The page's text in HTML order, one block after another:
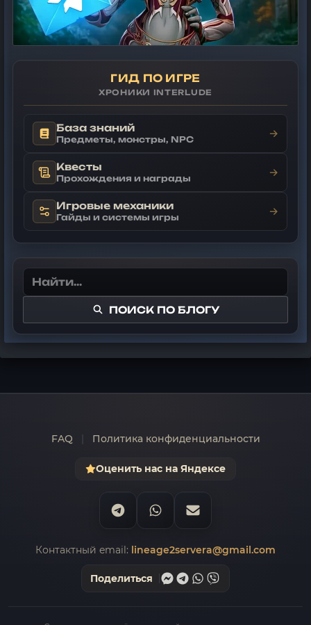
ГИД ПО ИГРЕ
ХРОНИКИ INTERLUDE
База знаний
Предметы, монстры, NPC →
Квесты
Прохождения и награды →
Игровые механики
Гайды и системы игры →
ПОИСК ПО БЛОГУ
FAQ Политика конфиденциальности
Оценить нас на Яндексе
Контактный email: lineage2servera@gmail.com
Поделиться